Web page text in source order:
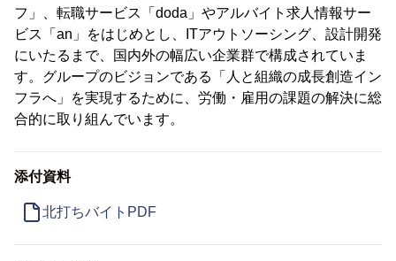
フ」、転職サービス「doda」やアルバイト求人情報サー
ビス「an」をはじめとし、ITアウトソーシング、設計開発
にいたるまで、国内外の幅広い企業群で構成されていま
す。グループのビジョンである「人と組織の成長創造イン
フラへ」を実現するために、労働・雇用の課題の解決に総
合的に取り組んでいます。
添付資料
北打ちバイトPDF